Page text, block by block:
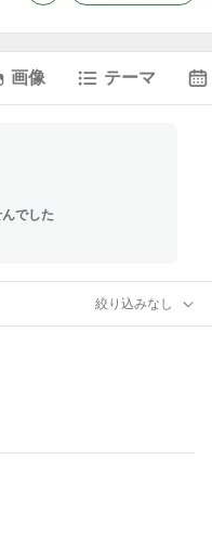
画像 テーマ
でした
絞り込みなし